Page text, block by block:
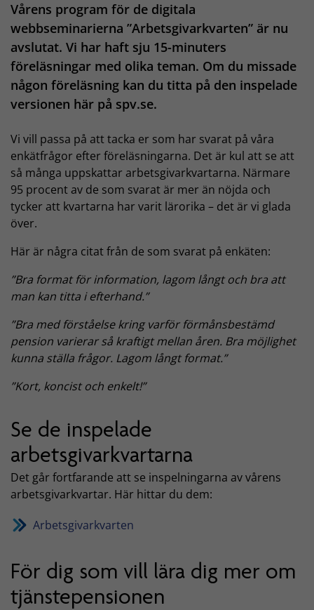
Vårens program för de digitala
webbseminarierna ”Arbetsgivarkvarten” är nu
avslutat. Vi har haft sju 15-minuters
föreläsningar med olika teman. Om du missade
någon föreläsning kan du titta på den inspelade
versionen här på spv.se.
Vi vill passa på att tacka er som har svarat på våra
enkätfrågor efter föreläsningarna. Det är kul att se att
så många uppskattar arbetsgivarkvartarna. Närmare
95 procent av de som svarat är mer än nöjda och
tycker att kvartarna har varit lärorika – det är vi glada
över.
Här är några citat från de som svarat på enkäten:
”Bra format för information, lagom långt och bra att
man kan titta i efterhand.”
”Bra med förståelse kring varför förmånsbestämd
pension varierar så kraftigt mellan åren. Bra möjlighet
kunna ställa frågor. Lagom långt format.”
”Kort, koncist och enkelt!”
Se de inspelade
arbetsgivarkvartarna
Det går fortfarande att se inspelningarna av vårens
arbetsgivarkvartar. Här hittar du dem:
Arbetsgivarkvarten
För dig som vill lära dig mer om
tjänstepensionen